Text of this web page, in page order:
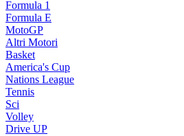
Formula 1
Formula E
MotoGP
Altri Motori
Basket
America's Cup
Nations League
Tennis
Sci
Volley
Drive UP